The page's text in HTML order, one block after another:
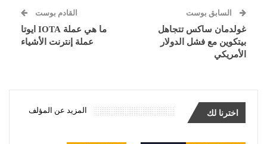
السابق بوست
غولدمان ساكس تتجاهل
بيتكوين مع فشل الدولار
الأمريكي
القادم بوست
ما هي عملة IOTA ايوتا
عملة إنترنت الأشياء
اخترنا لك المزيد عن المؤلف